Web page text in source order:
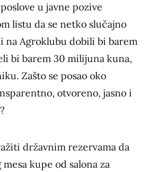
u javne pozive
listu da se netko slučajno
na Agroklubu dobili bi barem
bi barem 30 milijuna kuna,
Zašto se posao oko
otvoreno, jasno i
državnim rezervama da
kupe od salona za